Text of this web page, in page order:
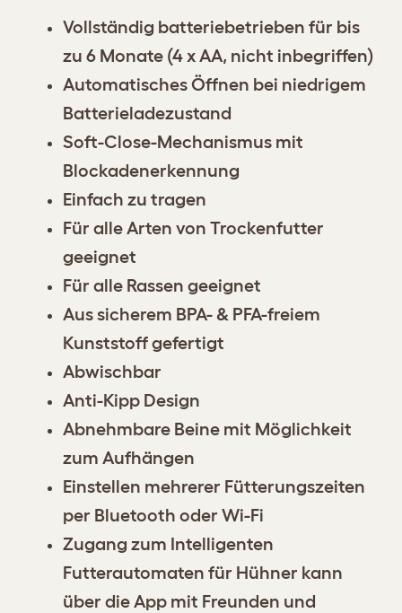
Vollständig batteriebetrieben für bis
zu 6 Monate (4 x AA, nicht inbegriffen)
Automatisches Öffnen bei niedrigem
Batterieladezustand
Soft-Close-Mechanismus mit
Blockadenerkennung
Einfach zu tragen
Für alle Arten von Trockenfutter
geeignet
Für alle Rassen geeignet
Aus sicherem BPA- & PFA-freiem
Kunststoff gefertigt
Abwischbar
Anti-Kipp Design
Abnehmbare Beine mit Möglichkeit
zum Aufhängen
Einstellen mehrerer Fütterungszeiten
per Bluetooth oder Wi-Fi
Zugang zum Intelligenten
Futterautomaten für Hühner kann
über die App mit Freunden und